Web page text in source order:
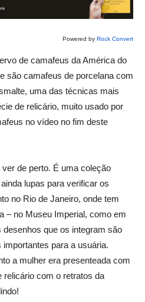
Powered by Rock Convert
de camafeus da América do
são camafeus de porcelana com
uma das técnicas mais
de relicário, muito usado por
no vídeo no fim deste
de perto. É uma coleção
lupas para verificar os
no Rio de Janeiro, onde tem
– no Museu Imperial, como em
que os integram são
para a usuária.
a mulher era presenteada com
relicário com o retratos da